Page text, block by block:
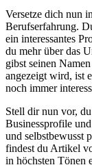
Versetze dich nun
Berufserfahrung.
ein interessantes
du mehr über das
gibst seinen
angezeigt wird, ist
noch immer
Stell dir nun vor,
Businessprofile
und selbstbewusst
findest du Artikel
in höchsten Tönen